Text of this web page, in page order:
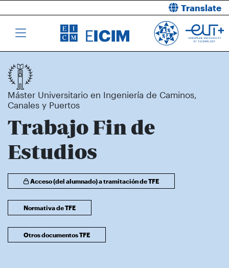
Translate
Máster Universitario en Ingeniería de Caminos,
Canales y Puertos
Trabajo Fin de
Estudios
Acceso (del alumnado) a tramitación de TFE
Normativa de TFE
Otros documentos TFE